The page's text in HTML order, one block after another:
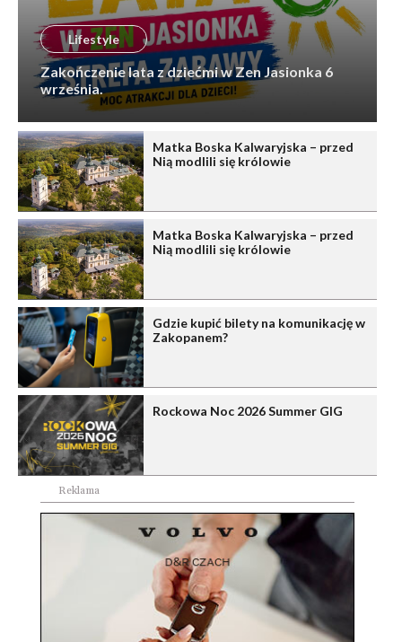
Lifestyle
Zakończenie lata z dziećmi w Zen Jasionka 6
września.
Matka Boska Kalwaryjska – przed
Nią modlili się królowie
Matka Boska Kalwaryjska – przed
Nią modlili się królowie
Gdzie kupić bilety na komunikację w
Zakopanem?
Rockowa Noc 2026 Summer GIG
Reklama